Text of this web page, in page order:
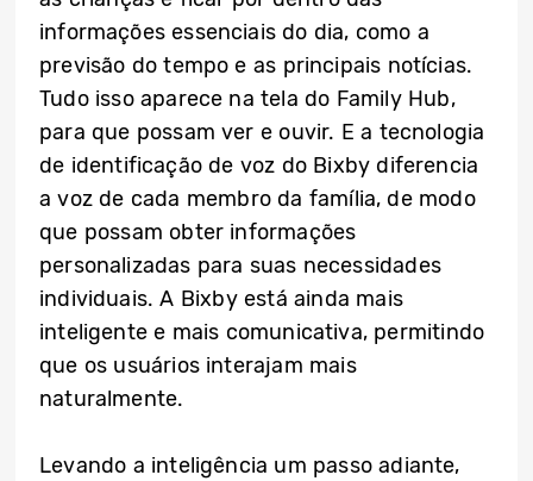
informações essenciais do dia, como a
previsão do tempo e as principais notícias.
Tudo isso aparece na tela do Family Hub,
para que possam ver e ouvir. E a tecnologia
de identificação de voz do Bixby diferencia
a voz de cada membro da família, de modo
que possam obter informações
personalizadas para suas necessidades
individuais. A Bixby está ainda mais
inteligente e mais comunicativa, permitindo
que os usuários interajam mais
naturalmente.
Levando a inteligência um passo adiante,